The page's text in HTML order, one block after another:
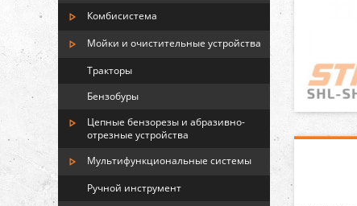
Комбисистема
Мойки и очистительные устройства
Тракторы
Бензобуры
Цепные бензорезы и абразивно-
отрезные устройства
Мультифункциональные системы
Ручной инструмент